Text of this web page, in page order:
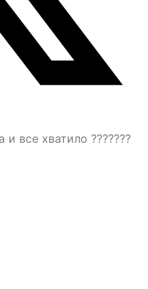
все хватило ???????